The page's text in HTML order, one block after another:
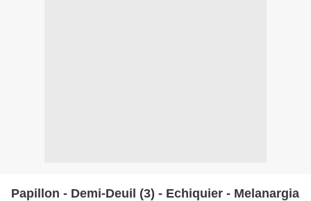
Papillon - Demi-Deuil (3) - Echiquier - Melanargia